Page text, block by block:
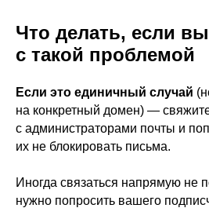
Что делать, если
с такой проблемой
Если это единичный случай
на конкретный домен) —
с администраторами почты и
их не блокировать письма.
Иногда связаться напрямую не
нужно попросить вашего